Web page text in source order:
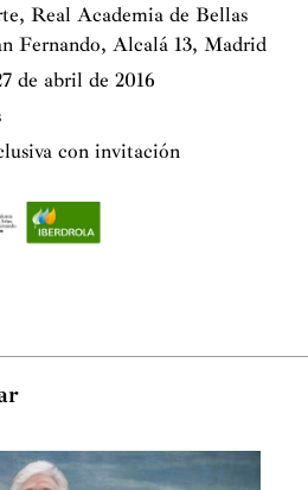
Real Academia de Bellas
Fernando, Alcalá 13, Madrid
de abril de 2016
con invitación